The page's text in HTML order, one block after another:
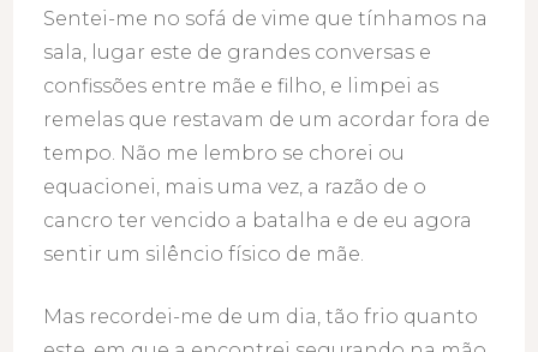
Sentei-me no sofá de vime que tínhamos na
sala, lugar este de grandes conversas e
confissões entre mãe e filho, e limpei as
remelas que restavam de um acordar fora de
tempo. Não me lembro se chorei ou
equacionei, mais uma vez, a razão de o
cancro ter vencido a batalha e de eu agora
sentir um silêncio físico de mãe.
Mas recordei-me de um dia, tão frio quanto